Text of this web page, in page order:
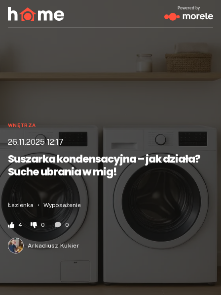
Powered by
WNĘTRZA
26.11.2025 12:17
Suszarka kondensacyjna – jak działa?
Suche ubrania w mig!
Łazienka Wyposażenie
4 0 0
Arkadiusz Kukier